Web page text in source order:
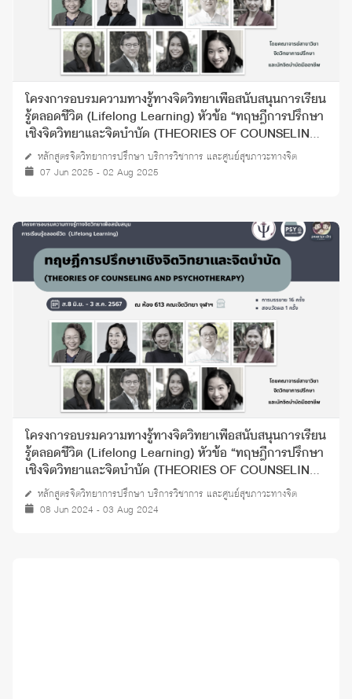
โครงการอบรมความทางรู้ทางจิตวิทยาเพื่อสนับสนุนการเรียน
รู้ตลอดชีวิต (Lifelong Learning) หัวข้อ “ทฤษฎีการปรึกษา
เชิงจิตวิทยาและจิตบำบัด (THEORIES OF COUNSELING
AND PSYCHOTHERAPY)” ปี 2568
หลักสูตรจิตวิทยาการปรึกษา บริการวิชาการ และศูนย์สุขภาวะทางจิต
07 Jun 2025 - 02 Aug 2025
โครงการอบรมความทางรู้ทางจิตวิทยาเพื่อสนับสนุนการเรียน
รู้ตลอดชีวิต (Lifelong Learning) หัวข้อ “ทฤษฎีการปรึกษา
เชิงจิตวิทยาและจิตบำบัด (THEORIES OF COUNSELING
AND PSYCHOTHERAPY)” ปี 2567
หลักสูตรจิตวิทยาการปรึกษา บริการวิชาการ และศูนย์สุขภาวะทางจิต
08 Jun 2024 - 03 Aug 2024